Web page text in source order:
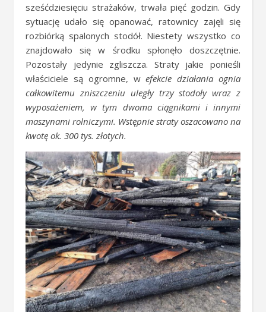
sześćdziesięciu strażaków, trwała pięć godzin. Gdy
sytuację udało się opanować, ratownicy zajęli się
rozbiórką spalonych stodół. Niestety wszystko co
znajdowało się w środku spłonęło doszczętnie.
Pozostały jedynie zgliszcza. Straty jakie ponieśli
właściciele są ogromne, wefekcie działania ognia
całkowitemu zniszczeniu uległy trzy stodoły wraz z
wyposażeniem, w tym dwoma ciągnikami i innymi
maszynami rolniczymi. Wstępnie straty oszacowano na
kwotę ok. 300 tys. złotych.